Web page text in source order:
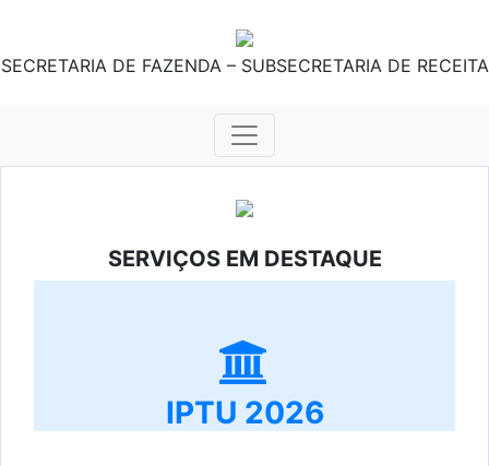
SECRETARIA DE FAZENDA – SUBSECRETARIA DE RECEITA
SERVIÇOS EM DESTAQUE
IPTU 2026